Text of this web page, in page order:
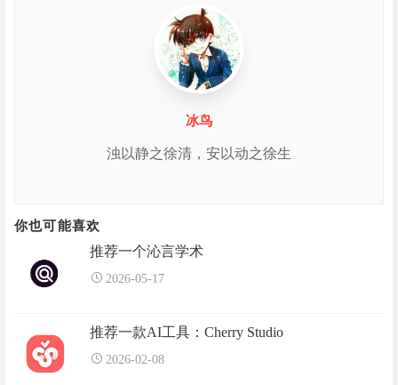
冰鸟
浊以静之徐清，安以动之徐生
你也可能喜欢
推荐一个沁言学术
2026-05-17
推荐一款AI工具：Cherry Studio
2026-02-08